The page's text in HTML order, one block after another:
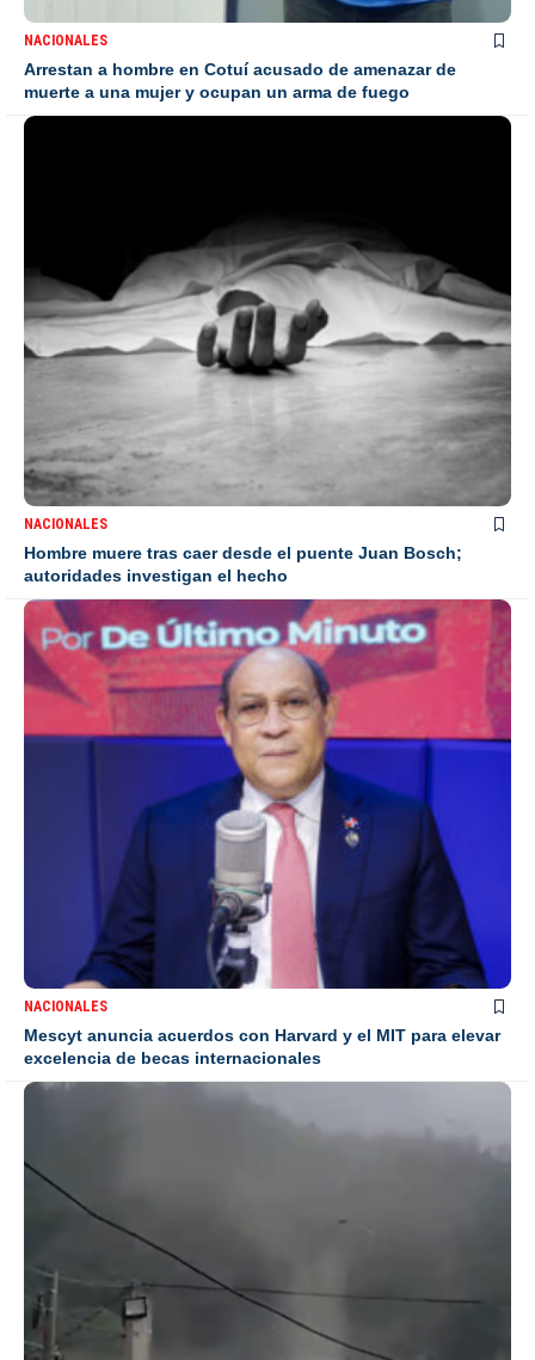
NACIONALES
Arrestan a hombre en Cotuí acusado de amenazar de
muerte a una mujer y ocupan un arma de fuego
NACIONALES
Hombre muere tras caer desde el puente Juan Bosch;
autoridades investigan el hecho
NACIONALES
Mescyt anuncia acuerdos con Harvard y el MIT para elevar
excelencia de becas internacionales